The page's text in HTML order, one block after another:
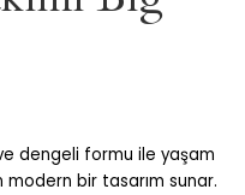
dengeli formu ile yaşam
modern bir tasarım sunar.